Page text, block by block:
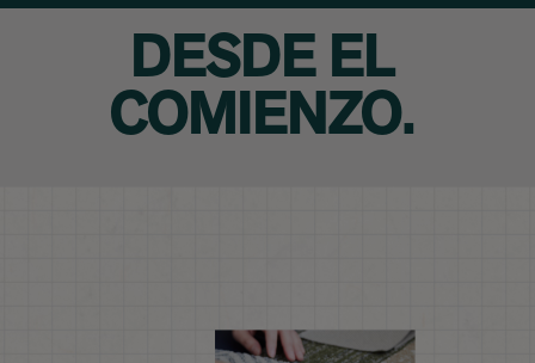
DESDE EL
COMIENZO.